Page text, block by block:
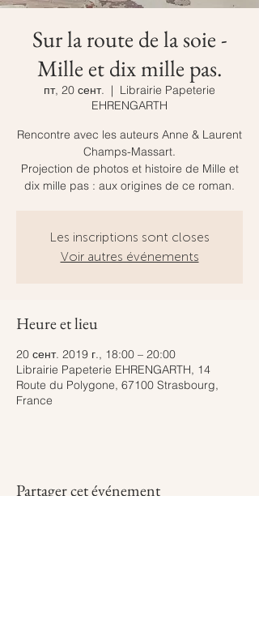
Sur la route de la soie -
Mille et dix mille pas.
пт, 20 сент.
  |
Librairie Papeterie
EHRENGARTH
Rencontre avec les auteurs Anne & Laurent
Champs-Massart.
Projection de photos et histoire de Mille et
dix mille pas : aux origines de ce roman.
Les inscriptions sont closes
Voir autres événements
Heure et lieu
20 сент. 2019 г., 18:00 – 20:00
Librairie Papeterie EHRENGARTH, 14
Route du Polygone, 67100 Strasbourg,
France
Partager cet événement